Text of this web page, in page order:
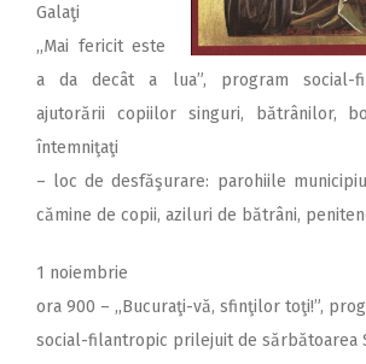
Galaţi
,,Mai fericit este
a da decât a lua”, program social-
ajutorării copiilor singuri, bătrânilor,
întemniţaţi
– loc de desfăşurare: parohiile
cămine de copii, aziluri de bătrâni,
1 noiembrie
ora 900 – ,,Bucuraţi-vă, sfinţilor toţi!”,
social-filantropic prilejuit de sărbătoarea